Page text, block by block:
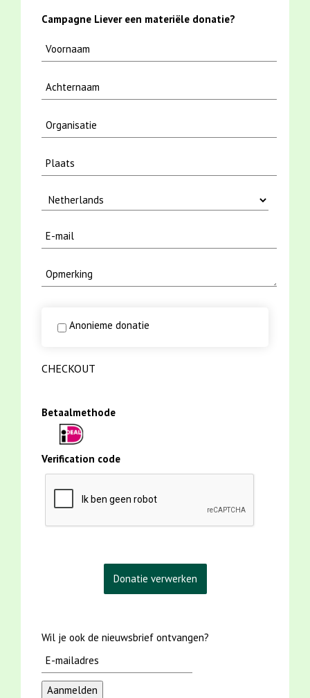
Campagne Liever een materiële donatie?
Anonieme donatie
CHECKOUT
Betaalmethode
Verification code
Wil je ook de nieuwsbrief ontvangen?